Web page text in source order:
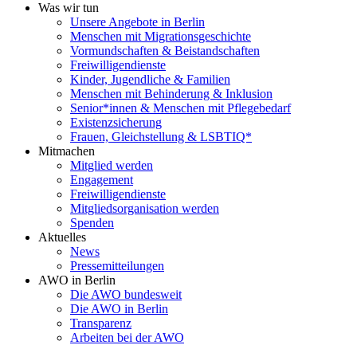
Was wir tun
Unsere Angebote in Berlin
Menschen mit Migrationsgeschichte
Vormundschaften & Beistandschaften
Freiwilligendienste
Kinder, Jugendliche & Familien
Menschen mit Behinderung & Inklusion
Senior*innen & Menschen mit Pflegebedarf
Existenzsicherung
Frauen, Gleichstellung & LSBTIQ*
Mitmachen
Mitglied werden
Engagement
Freiwilligendienste
Mitgliedsorganisation werden
Spenden
Aktuelles
News
Pressemitteilungen
AWO in Berlin
Die AWO bundesweit
Die AWO in Berlin
Transparenz
Arbeiten bei der AWO